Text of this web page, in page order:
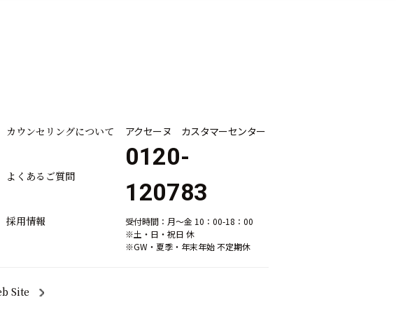
カウンセリングについて
よくあるご質問
採用情報
アクセーヌ カスタマーセンター
0120-
120783
受付時間：月～金 10：00-18：00
※土・日・祝日 休
※GW・夏季・年末年始 不定期休
Site